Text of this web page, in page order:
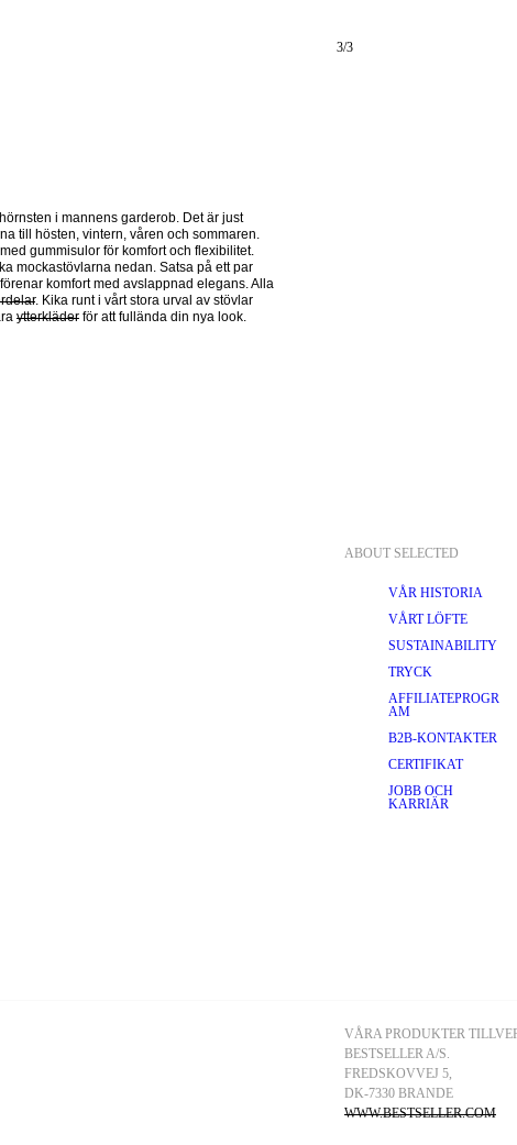
3/3
i mannens garderob. Det är just
till hösten, vintern, våren och sommaren.
gummisulor för komfort och flexibilitet.
mockastövlarna nedan. Satsa på ett par
komfort med avslappnad elegans. Alla
. Kika runt i vårt stora urval av stövlar
ytterkläder
ABOUT SELECTED
VÅR HISTORIA
VÅRT LÖFTE
SUSTAINABILITY
TRYCK
AFFILIATEPROGR
AM
B2B-KONTAKTER
CERTIFIKAT
JOBB OCH
KARRIÄR
VÅRA PRODUKTER
BESTSELLER A/S.
FREDSKOVVEJ 5,
DK-7330 BRANDE
WWW.BESTSELLER.COM